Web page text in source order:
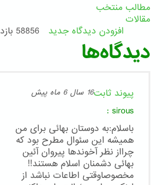
مطالب منتخب
مقالات
افزودن دیدگاه جدید
58856 بازدید
دیدگاه‌ها
پیوند ثابت16 سال 6 ماه پیش
sirous
:
باسلام:به دوستان بهائی برای من
همیشه این سئوال مطرح بود که
چرااز نظر آخوندها پیروان آئین
بهائی دشمنان اسلام هستند!!
مخصوصاوقتی اطاعات نباشد از